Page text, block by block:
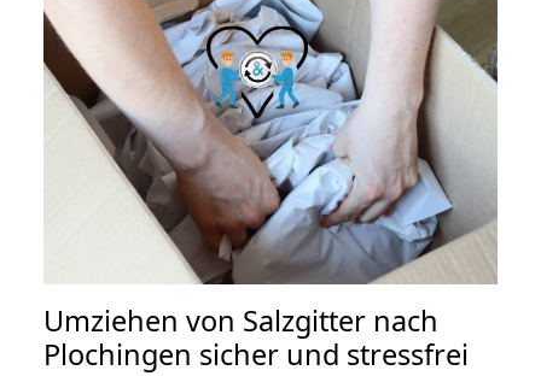
Umziehen von Salzgitter nach
Plochingen sicher und stressfrei